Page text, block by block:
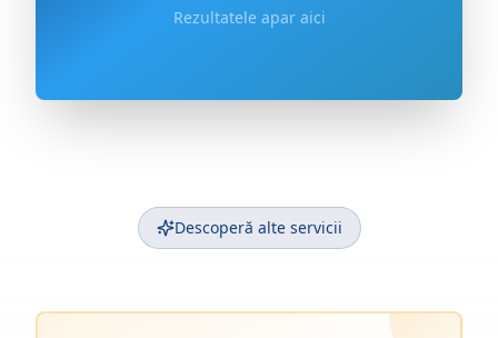
Rezultatele apar aici
Descoperă alte servicii